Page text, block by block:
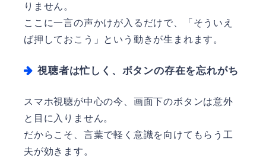
りません。
ここに一言の声かけが入るだけで、「そういえ
ば押しておこう」という動きが生まれます。
視聴者は忙しく、ボタンの存在を忘れがち
スマホ視聴が中心の今、画面下のボタンは意外
と目に入りません。
だからこそ、言葉で軽く意識を向けてもらう工
夫が効きます。